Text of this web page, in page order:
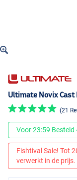
Ultimate Novix
(21
Voor 23:59
Fishtival Sale! Tot
verwerkt in de prijs.